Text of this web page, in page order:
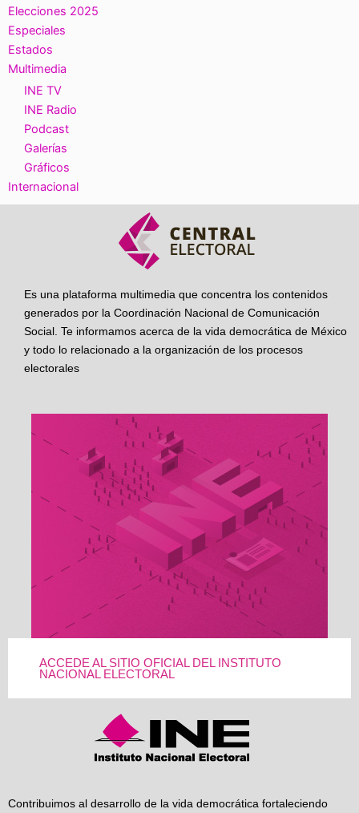
Elecciones 2025
Especiales
Estados
Multimedia
INE TV
INE Radio
Podcast
Galerías
Gráficos
Internacional
Es una plataforma multimedia que concentra los contenidos
generados por la Coordinación Nacional de Comunicación
Social. Te informamos acerca de la vida democrática de México
y todo lo relacionado a la organización de los procesos
electorales
ACCEDE AL SITIO OFICIAL DEL INSTITUTO
NACIONAL ELECTORAL
Contribuimos al desarrollo de la vida democrática fortaleciendo